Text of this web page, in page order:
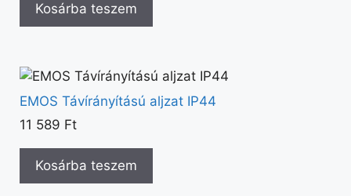
Kosárba teszem
EMOS Távírányítású aljzat IP44
11 589 Ft
Kosárba teszem